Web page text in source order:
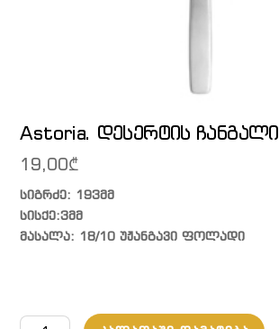
Astoria. დესერტის ჩანგალი
19,00₾
სიგრძე: 193მმ
სისქე:3მმ
მასალა: 18/10 უჟანგავი ფოლადი
რაოდენობა: